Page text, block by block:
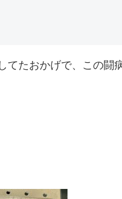
てたおかげで、この闘